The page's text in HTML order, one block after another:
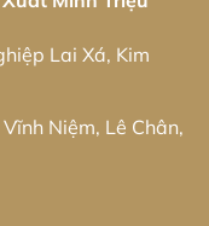
Lai Xá, Kim
Niệm, Lê Chân,